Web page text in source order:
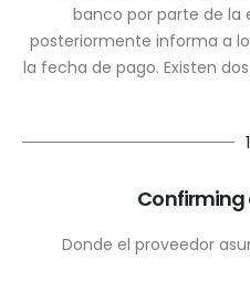
banco por parte de la
posteriormente informa a
la fecha de pago. Existen
1
Confirming
Donde el proveedor